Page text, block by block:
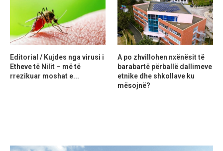
Editorial / Kujdes nga virusi i
Etheve të Nilit – më të
rrezikuar moshat e...
A po zhvillohen nxënësit të
barabartë përballë dallimeve
etnike dhe shkollave ku
mësojnë?